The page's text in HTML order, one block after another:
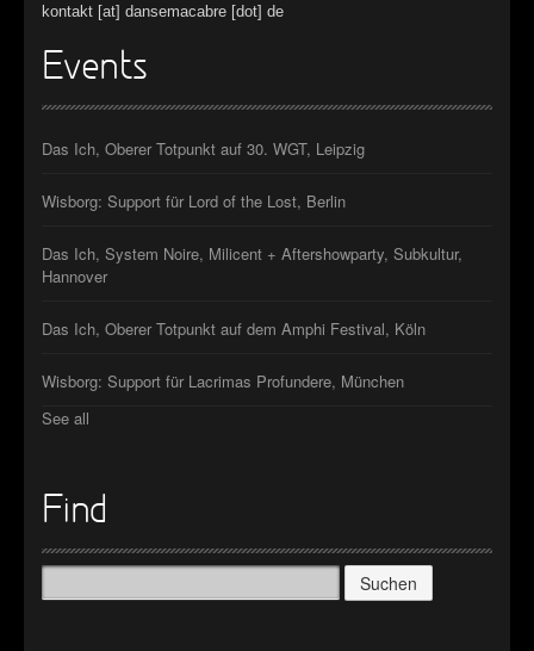
kontakt [at] dansemacabre [dot] de
Events
Das Ich, Oberer Totpunkt auf 30. WGT, Leipzig
Wisborg: Support für Lord of the Lost, Berlin
Das Ich, System Noire, Milicent + Aftershowparty, Subkultur,
Hannover
Das Ich, Oberer Totpunkt auf dem Amphi Festival, Köln
Wisborg: Support für Lacrimas Profundere, München
See all
Find
Suchen
nach: